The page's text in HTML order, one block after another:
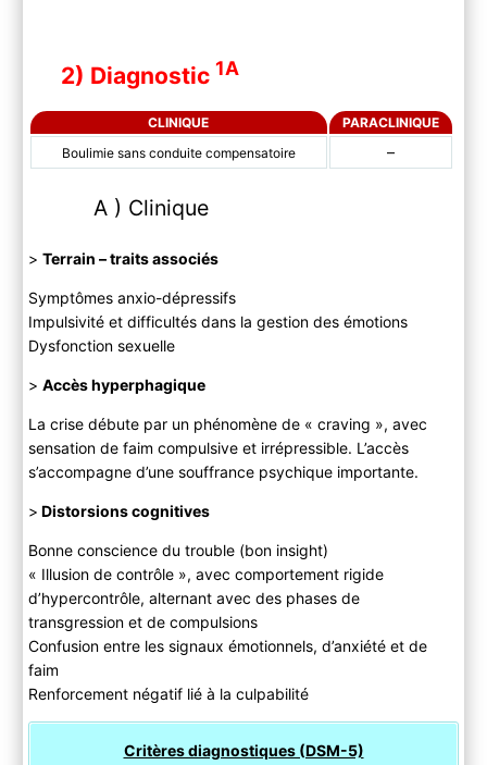
2) Diagnostic 1A
CLINIQUE
PARACLINIQUE
Boulimie sans conduite compensatoire
–
A ) Clinique
> Terrain – traits associés
Symptômes anxio-dépressifs
Impulsivité et difficultés dans la gestion des émotions
Dysfonction sexuelle
> Accès hyperphagique
La crise débute par un phénomène de « craving », avec
sensation de faim compulsive et irrépressible. L’accès
s’accompagne d’une souffrance psychique importante.
> Distorsions cognitives
Bonne conscience du trouble (bon insight)
« Illusion de contrôle », avec comportement rigide
d’hypercontrôle, alternant avec des phases de
transgression et de compulsions
Confusion entre les signaux émotionnels, d’anxiété et de
faim
Renforcement négatif lié à la culpabilité
Critères diagnostiques (DSM-5)